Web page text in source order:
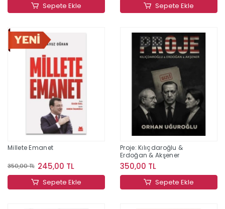
Sepete Ekle Sepete Ekle
Millete Emanet
350,00 TL 245,00 TL
Sepete Ekle
Proje: Kılıçdaroğlu &
Erdoğan & Akşener
350,00 TL
Sepete Ekle